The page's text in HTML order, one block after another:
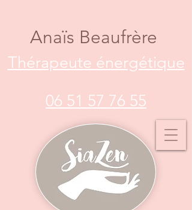
Anaïs Beaufrère
Thérapeute énergétique
06 51 57 76 55